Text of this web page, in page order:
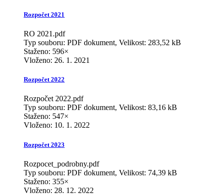
Rozpočet 2021
RO 2021.pdf
Typ souboru: PDF dokument, Velikost: 283,52 kB
Staženo: 596×
Vloženo: 26. 1. 2021
Rozpočet 2022
Rozpočet 2022.pdf
Typ souboru: PDF dokument, Velikost: 83,16 kB
Staženo: 547×
Vloženo: 10. 1. 2022
Rozpočet 2023
Rozpocet_podrobny.pdf
Typ souboru: PDF dokument, Velikost: 74,39 kB
Staženo: 355×
Vloženo: 28. 12. 2022